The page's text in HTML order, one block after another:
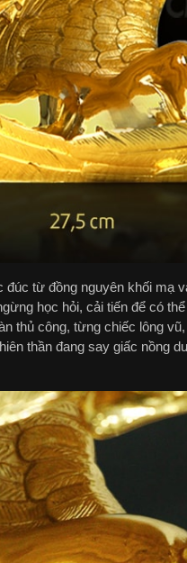
từ đồng nguyên khối mạ
học hỏi, cải tiến để có
thủ công, từng chiếc lông
thần đang say giấc nồng